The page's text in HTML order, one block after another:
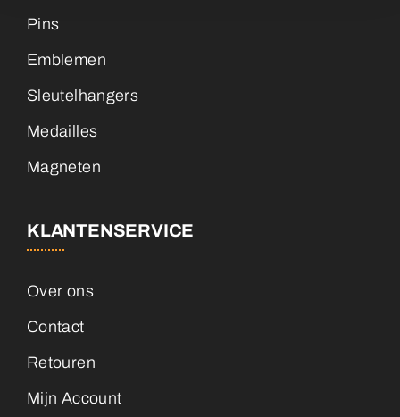
Pins
Emblemen
Sleutelhangers
Medailles
Magneten
KLANTENSERVICE
Over ons
Contact
Retouren
Mijn Account